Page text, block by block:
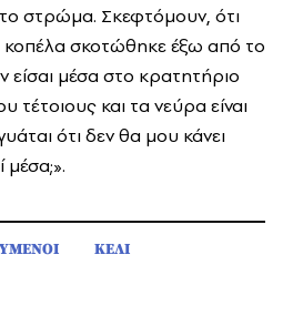
στρώμα. Σκεφτόμουν, ότι
κοπέλα σκοτώθηκε έξω από το
μέσα στο κρατητήριο
τέτοιους και τα νεύρα είναι
ότι δεν θα μου κάνει
μέσα;».
ΚΕΛΙ